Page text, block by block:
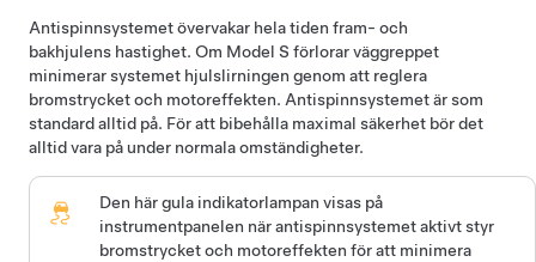
Antispinnsystemet övervakar hela tiden fram- och
bakhjulens hastighet. Om Model S förlorar väggreppet
minimerar systemet hjulslirningen genom att reglera
bromstrycket och motoreffekten. Antispinnsystemet är som
standard alltid på. För att bibehålla maximal säkerhet bör det
alltid vara på under normala omständigheter.
Den här gula indikatorlampan visas på
instrumentpanelen när antispinnsystemet aktivt styr
bromstrycket och motoreffekten för att minimera